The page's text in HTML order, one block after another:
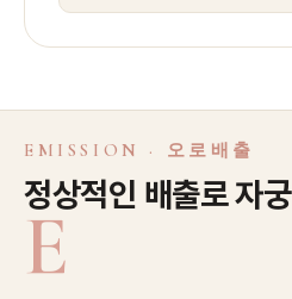
EMISSION · 오로배출
정상적인 배출로 자
E